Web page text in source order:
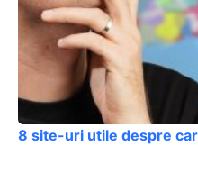
8 site-uri utile despre